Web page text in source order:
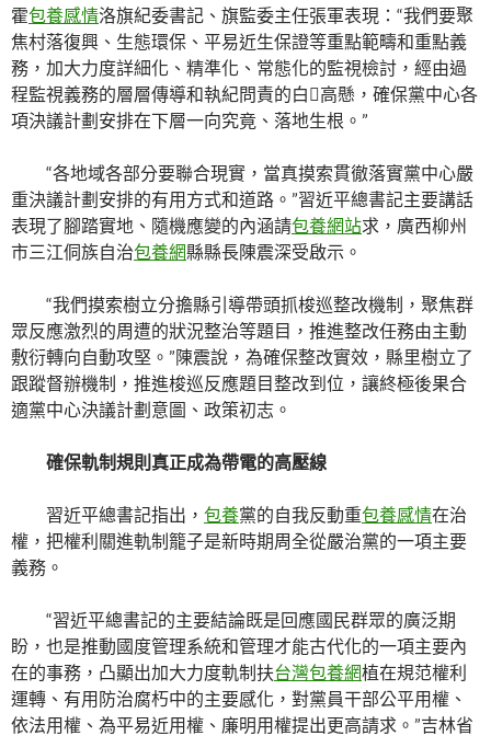
霍包養感情洛旗紀委書記、旗監委主任張軍表現：“我們要聚
焦村落復興、生態環保、平易近生保證等重點範疇和重點義
務，加大力度詳細化、精準化、常態化的監視檢討，經由過
程監視義務的層層傳導和執紀問責的白高懸，確保黨中心各
項決議計劃安排在下層一向究竟、落地生根。”
“各地域各部分要聯合現實，當真摸索貫徹落實黨中心嚴
重決議計劃安排的有用方式和道路。”習近平總書記主要講話
表現了腳踏實地、隨機應變的內涵請包養網站求，廣西柳州
市三江侗族自治包養網縣縣長陳震深受啟示。
“我們摸索樹立分擔縣引導帶頭抓梭巡整改機制，聚焦群
眾反應激烈的周遭的狀況整治等題目，推進整改任務由主動
敷衍轉向自動攻堅。”陳震說，為確保整改實效，縣里樹立了
跟蹤督辦機制，推進梭巡反應題目整改到位，讓終極後果合
適黨中心決議計劃意圖、政策初志。
確保軌制規則真正成為帶電的高壓線
習近平總書記指出， 包養黨的自我反動重包養感情在治
權，把權利關進軌制籠子是新時期周全從嚴治黨的一項主要
義務。
“習近平總書記的主要結論既是回應國民群眾的廣泛期
盼，也是推動國度管理系統和管理才能古代化的一項主要內
在的事務，凸顯出加大力度軌制扶台灣包養網植在規范權利
運轉、有用防治腐朽中的主要感化，對黨員干部公平用權、
依法用權、為平易近用權、廉明用權提出更高請求。”吉林省